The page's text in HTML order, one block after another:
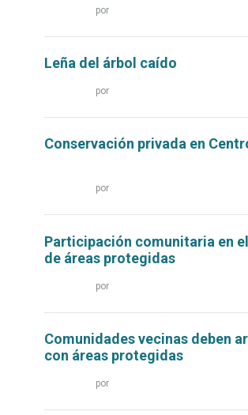
por
Leña del árbol caído
por
Conservación privada en
por
Participación comunitaria en
de áreas protegidas
por
Comunidades vecinas deben
con áreas protegidas
por